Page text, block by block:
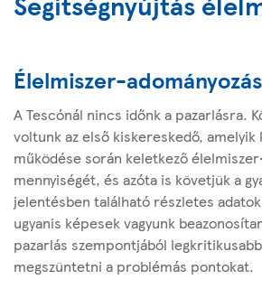
Élelmiszer-adományozás
A Tescónál nincs időnk a pazarlásra.
voltunk az első kiskereskedő, amelyik
működése során keletkező
mennyiségét, és azóta is követjük a
jelentésben található részletes
ugyanis képesek vagyunk
pazarlás szempontjából
megszüntetni a problémás pontokat.